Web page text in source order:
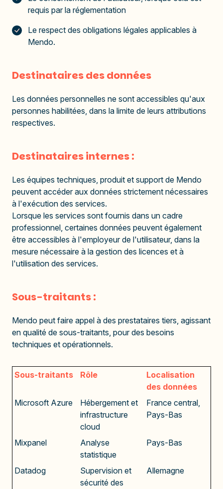
requis par la réglementation
Le respect des obligations légales applicables à
Mendo.
Destinataires des données
Les données personnelles ne sont accessibles qu'aux
personnes habilitées, dans la limite de leurs attributions
respectives.
Destinataires internes :
Les équipes techniques, produit et support de Mendo
peuvent accéder aux données strictement nécessaires
à l'exécution des services.
Lorsque les services sont fournis dans un cadre
professionnel, certaines données peuvent également
être accessibles à l'employeur de l'utilisateur, dans la
mesure nécessaire à la gestion des licences et à
l'utilisation des services.
Sous-traitants :
Mendo peut faire appel à des prestataires tiers, agissant
en qualité de sous-traitants, pour des besoins
techniques et opérationnels.
Sous-traitants Rôle
Localisation
des données
Microsoft Azure
Hébergement et
infrastructure
cloud
France central,
Pays-Bas
Mixpanel
Analyse
statistique
Pays-Bas
Datadog
Supervision et
sécurité des
Allemagne